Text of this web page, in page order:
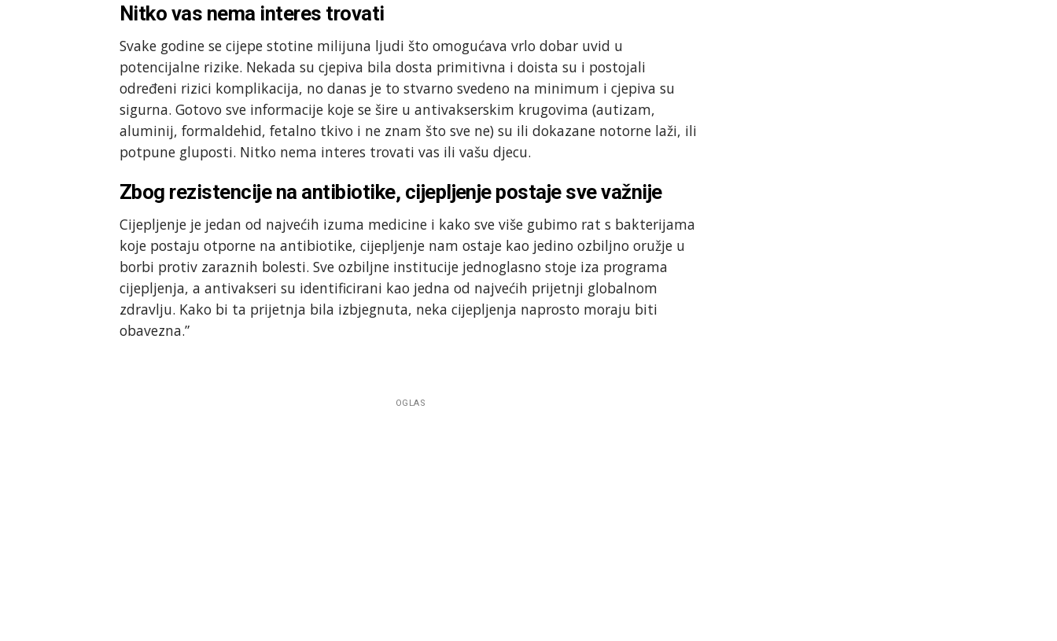
Nitko vas nema interes trovati
Svake godine se cijepe stotine milijuna ljudi što omogućava vrlo dobar uvid u
potencijalne rizike. Nekada su cjepiva bila dosta primitivna i doista su i postojali
određeni rizici komplikacija, no danas je to stvarno svedeno na minimum i cjepiva su
sigurna. Gotovo sve informacije koje se šire u antivakserskim krugovima (autizam,
aluminij, formaldehid, fetalno tkivo i ne znam što sve ne) su ili dokazane notorne laži, ili
potpune gluposti. Nitko nema interes trovati vas ili vašu djecu.
Zbog rezistencije na antibiotike, cijepljenje postaje sve važnije
Cijepljenje je jedan od najvećih izuma medicine i kako sve više gubimo rat s bakterijama
koje postaju otporne na antibiotike, cijepljenje nam ostaje kao jedino ozbiljno oružje u
borbi protiv zaraznih bolesti. Sve ozbiljne institucije jednoglasno stoje iza programa
cijepljenja, a antivakseri su identificirani kao jedna od najvećih prijetnji globalnom
zdravlju. Kako bi ta prijetnja bila izbjegnuta, neka cijepljenja naprosto moraju biti
obavezna.”
OGLAS